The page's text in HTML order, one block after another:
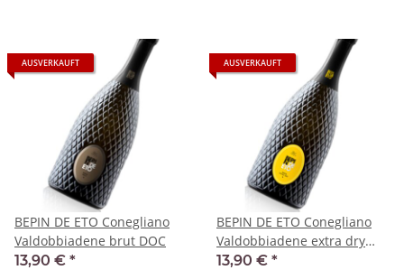
AUSVERKAUFT
BEPIN DE ETO Conegliano
Valdobbiadene brut DOC
13,90 € *
AUSVERKAUFT
BEPIN DE ETO Conegliano
Valdobbiadene extra dry
DOC
13,90 € *